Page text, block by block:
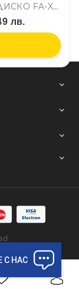
Градинска слънчева соларна лампа ДИСКО FA-XT-2017 за перфектна декорация с два режима на светене
лв.
С НАС